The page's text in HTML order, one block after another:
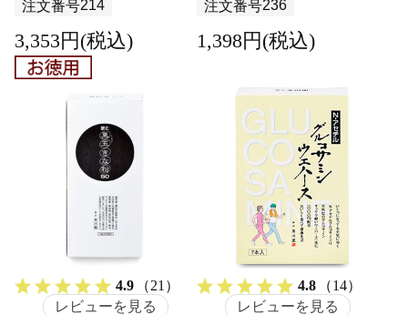
注文番号214
3,353円(税込)
注文番号236
1,398円(税込)
4.9
（21）
レビューを見る
4.8
（14）
レビューを見る